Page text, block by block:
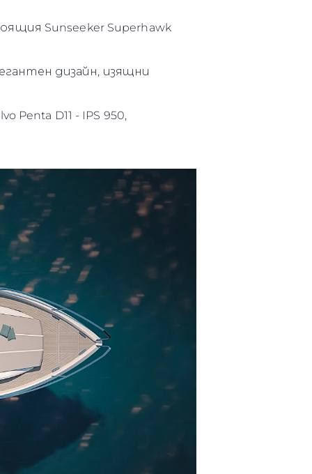
Sunseeker Superhawk
дизайн, изящни
D11 - IPS 950,
Яхти
Вашата Яхта